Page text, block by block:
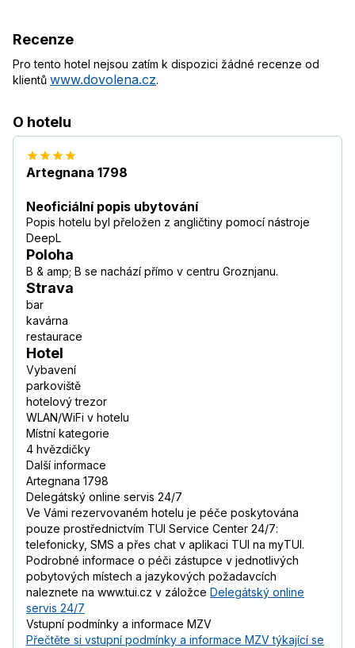
Recenze
Pro tento hotel nejsou zatím k dispozici žádné recenze od
klientů www.dovolena.cz.
O hotelu
Artegnana 1798
Neoficiální popis ubytování
Popis hotelu byl přeložen z angličtiny pomocí nástroje
DeepL
Poloha
B & amp; B se nachází přímo v centru Groznjanu.
Strava
bar
kavárna
restaurace
Hotel
Vybavení
parkoviště
hotelový trezor
WLAN/WiFi v hotelu
Místní kategorie
4 hvězdičky
Další informace
Artegnana 1798
Delegátský online servis 24/7
Ve Vámi rezervovaném hotelu je péče poskytována
pouze prostřednictvím TUI Service Center 24/7:
telefonicky, SMS a přes chat v aplikaci TUI na myTUI.
Podrobné informace o péči zástupce v jednotlivých
pobytových místech a jazykových požadavcích
naleznete na www.tui.cz v záložce Delegátský online
servis 24/7
Vstupní podmínky a informace MZV
Přečtěte si vstupní podmínky a informace MZV týkající se